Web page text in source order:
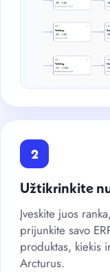
2
Užtikrinkite
Įveskite juos
prijunkite savo
produktas, kiekis
Arcturus.